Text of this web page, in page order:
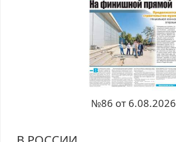
№86 от 6.08.2026